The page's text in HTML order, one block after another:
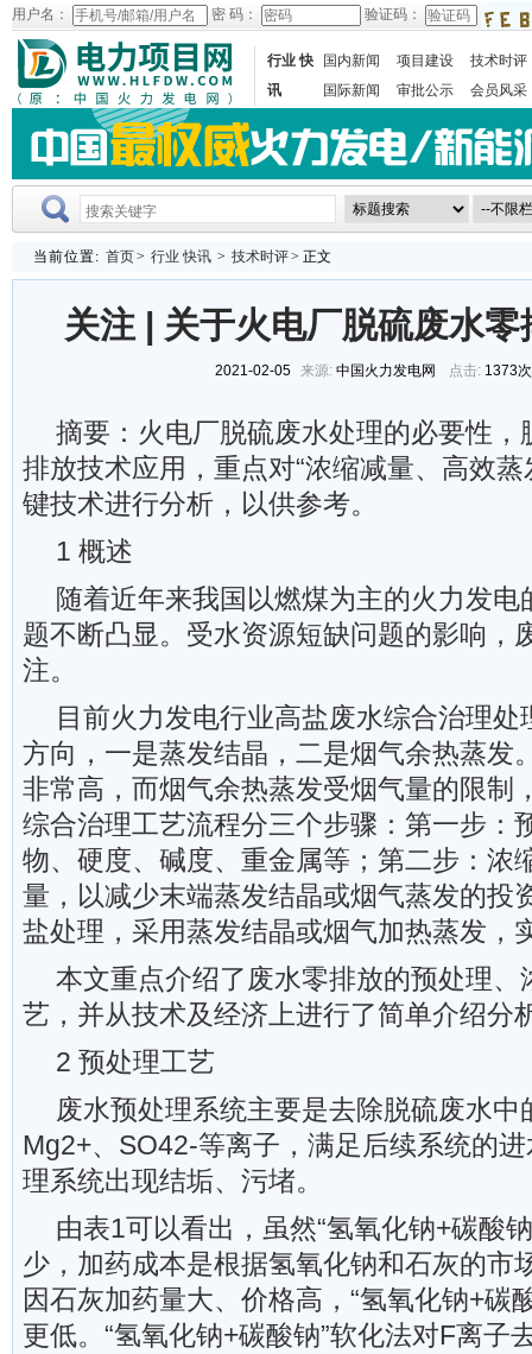
用户名： 密 码： 验证码：
行业 快
讯
国内新闻 项目建设
技术时评
国际新闻
审批公示 会员风采
当前位置: 首页> 行业 快讯 > 技术时评> 正文
关注 | 关于火电厂脱硫废水
2021-02-05 来源: 中国火力发电网 点击: 1373
摘要：火电厂脱硫废水处理的必要性，
排放技术应用，重点对“浓缩减量、高效
键技术进行分析，以供参考。
1 概述
随着近年来我国以燃煤为主的火力发电
题不断凸显。受水资源短缺问题的影响，
注。
目前火力发电行业高盐废水综合治理
方向，一是蒸发结晶，二是烟气余热蒸发
非常高，而烟气余热蒸发受烟气量的限制
综合治理工艺流程分三个步骤：第一步：
物、硬度、碱度、重金属等；第二步：浓
量，以减少末端蒸发结晶或烟气蒸发的投
盐处理，采用蒸发结晶或烟气加热蒸发，
本文重点介绍了废水零排放的预处理、
艺，并从技术及经济上进行了简单介绍分
2 预处理工艺
废水预处理系统主要是去除脱硫废水中
Mg2+、SO42-等离子，满足后续系统的
理系统出现结垢、污堵。
由表1可以看出，虽然“氢氧化钠+碳酸
少，加药成本是根据氢氧化钠和石灰的市
因石灰加药量大、价格高，“氢氧化钠+碳
更低。“氢氧化钠+碳酸钠”软化法对F离子